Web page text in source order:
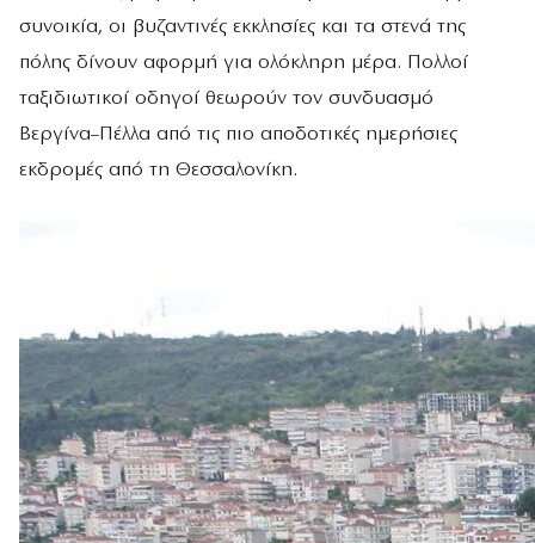
συνοικία, οι βυζαντινές εκκλησίες και τα στενά της
πόλης δίνουν αφορμή για ολόκληρη μέρα. Πολλοί
ταξιδιωτικοί οδηγοί θεωρούν τον συνδυασμό
Βεργίνα–Πέλλα από τις πιο αποδοτικές ημερήσιες
εκδρομές από τη Θεσσαλονίκη.